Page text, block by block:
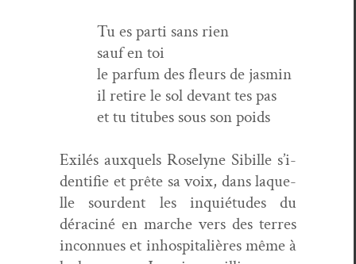
Tu es par­ti sans rien
sauf en toi
le par­fum des fleurs de jasmin
il retire le sol devant tes pas
et tu titubes sous son poids
Exilés aux­quels Rose­lyne Sibille s’i­
den­ti­fie et prête sa voix, dans laque­
lle sour­dent les inquié­tudes du
dérac­iné en marche vers des ter­res
incon­nues et inhos­pi­tal­ières même à